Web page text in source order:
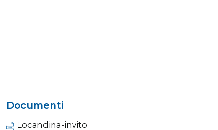
Documenti
Locandina-invito